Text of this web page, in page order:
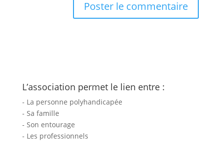
L’association permet le lien entre :
- La personne polyhandicapée
- Sa famille
- Son entourage
- Les professionnels